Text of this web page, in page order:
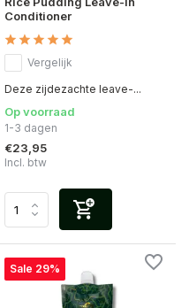
Conditioner
Vergelijk
Deze zijdezachte leave-...
Op voorraad
1-3 dagen
€23,95
Incl. btw
Sale 29%